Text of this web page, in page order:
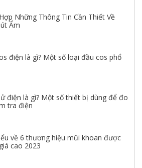
Những Thông Tin Cần Thiết Về
Ẩm
điện là gì? Một số loại đầu cos phổ
điện là gì? Một số thiết bị dùng để đo
tra điện
về 6 thương hiệu mũi khoan được
cao 2023